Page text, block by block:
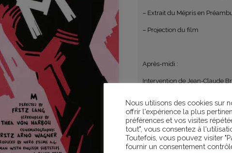
– Extrait du Mépris en
– Projection du film
Après-midi :
Intervention de Jean-Claude
– L’esthétique de Lang avant
– Inscription au dispositif
Nous utilisons des cookies sur
offrir l'expérience la plus
préférences et vos visites
tout", vous consentez à
Toutefois, vous pouvez visiter
fournir un consentement